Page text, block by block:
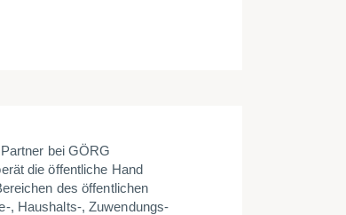
bei GÖRG
die öffentliche Hand
des öffentlichen
, Haushalts-, Zuwendungs-